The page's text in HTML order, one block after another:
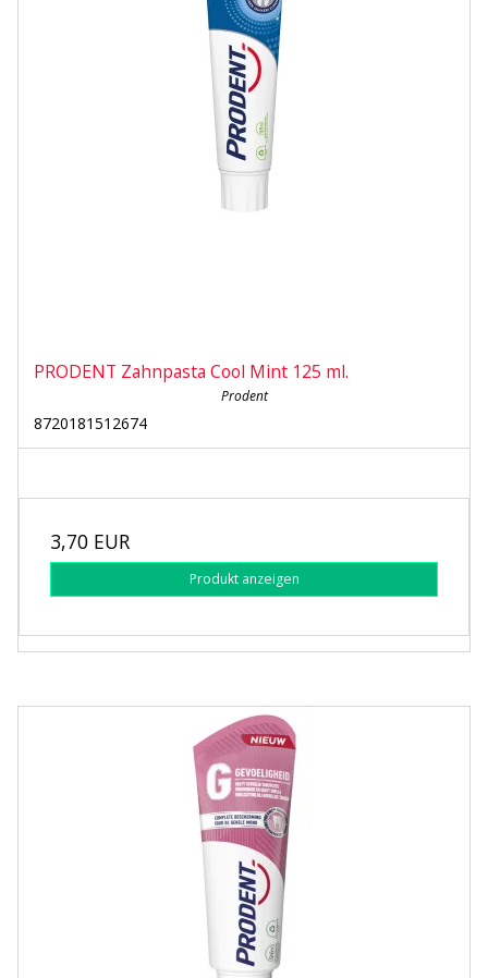
PRODENT Zahnpasta Cool Mint 125 ml.
Prodent
8720181512674
3,70 EUR
Produkt anzeigen